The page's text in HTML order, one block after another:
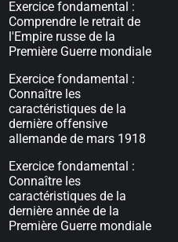
Exercice fondamental :
Comprendre le retrait de
l'Empire russe de la
Première Guerre mondiale
Exercice fondamental :
Connaître les
caractéristiques de la
dernière offensive
allemande de mars 1918
Exercice fondamental :
Connaître les
caractéristiques de la
dernière année de la
Première Guerre mondiale